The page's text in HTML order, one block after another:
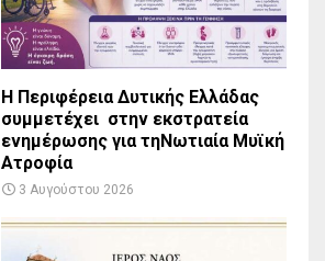
Η Περιφέρεια Δυτικής Ελλάδας
συμμετέχει στην εκστρατεία
ενημέρωσης για τηΝωτιαία Μυϊκή
Ατροφία
3 Αυγούστου 2026